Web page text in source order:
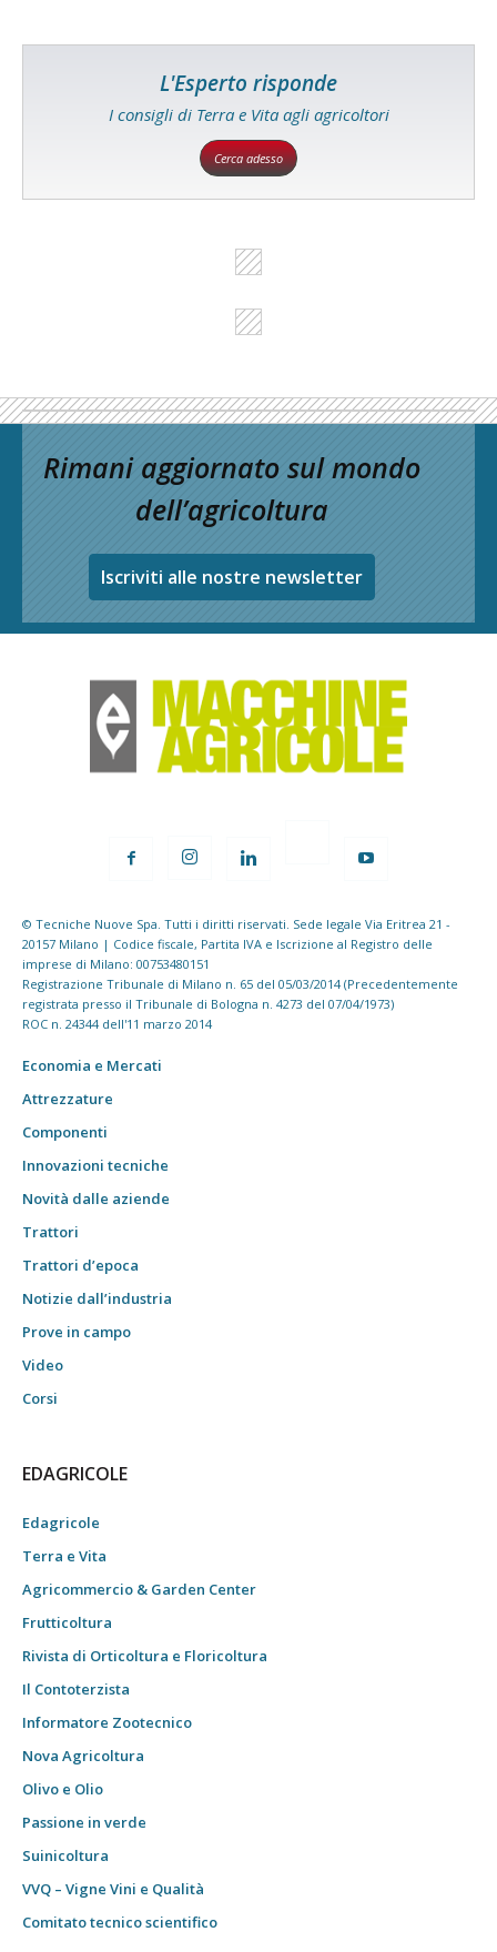
L'Esperto risponde
I consigli di Terra e Vita agli agricoltori
Cerca adesso
Rimani aggiornato sul mondo
dell’agricoltura
Iscriviti alle nostre newsletter
© Tecniche Nuove Spa. Tutti i diritti riservati. Sede legale Via Eritrea 21 -
20157 Milano | Codice fiscale, Partita IVA e Iscrizione al Registro delle
imprese di Milano: 00753480151
Registrazione Tribunale di Milano n. 65 del 05/03/2014 (Precedentemente
registrata presso il Tribunale di Bologna n. 4273 del 07/04/1973)
ROC n. 24344 dell'11 marzo 2014
Economia e Mercati
Attrezzature
Componenti
Innovazioni tecniche
Novità dalle aziende
Trattori
Trattori d’epoca
Notizie dall’industria
Prove in campo
Video
Corsi
EDAGRICOLE
Edagricole
Terra e Vita
Agricommercio & Garden Center
Frutticoltura
Rivista di Orticoltura e Floricoltura
Il Contoterzista
Informatore Zootecnico
Nova Agricoltura
Olivo e Olio
Passione in verde
Suinicoltura
VVQ – Vigne Vini e Qualità
Comitato tecnico scientifico